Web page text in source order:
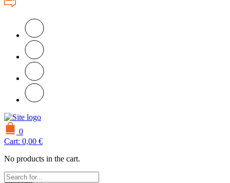
0
Cart: 0,00 €
No products in the cart.